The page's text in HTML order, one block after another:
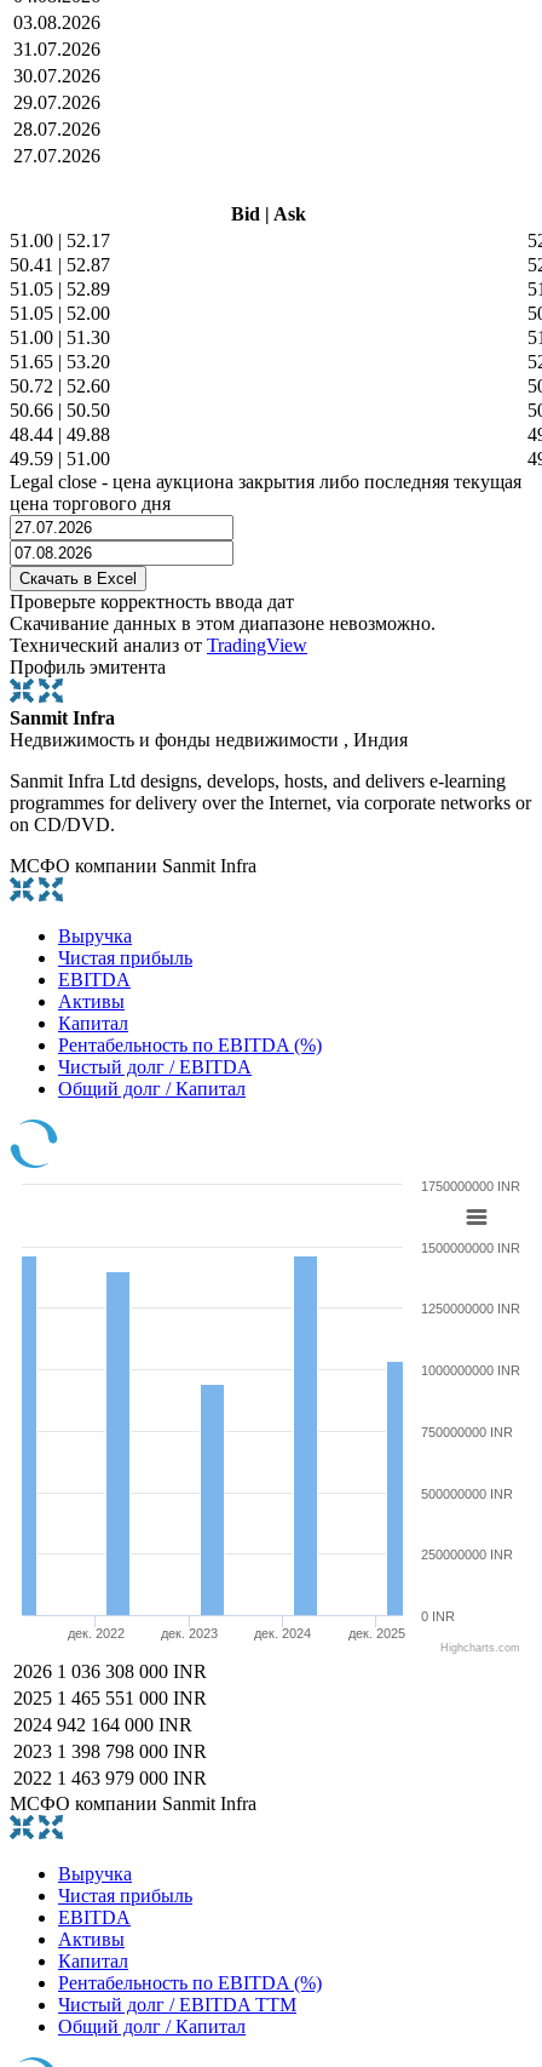
03.08.2026
31.07.2026
30.07.2026
29.07.2026
28.07.2026
27.07.2026
Bid | Ask
51.00 | 52.17
50.41 | 52.87
51.05 | 52.89
51.05 | 52.00
51.00 | 51.30
51.65 | 53.20
50.72 | 52.60
50.66 | 50.50
48.44 | 49.88
49.59 | 51.00
Legal close - цена аукциона закрытия либо последняя текущая
цена торгового дня
Проверьте корректность ввода дат
Скачивание данных в этом диапазоне невозможно.
Технический анализ от TradingView
Профиль эмитента
Sanmit Infra
Недвижимость и фонды недвижимости , Индия
Sanmit Infra Ltd designs, develops, hosts, and delivers e-learning
programmes for delivery over the Internet, via corporate networks or
on CD/DVD.
МСФО компании Sanmit Infra
Выручка
Чистая прибыль
EBITDA
Активы
Капитал
Рентабельность по EBITDA (%)
Чистый долг / EBITDA
Общий долг / Капитал
дек. 2022 дек. 2023 дек. 2024 дек. 2025
0 INR
250000000 INR
500000000 INR
750000000 INR
1000000000 INR
1250000000 INR
1500000000 INR
1750000000 INR
Highcharts.com
2026 1 036 308 000 INR
2025 1 465 551 000 INR
2024 942 164 000 INR
2023 1 398 798 000 INR
2022 1 463 979 000 INR
МСФО компании Sanmit Infra
Выручка
Чистая прибыль
EBITDA
Активы
Капитал
Рентабельность по EBITDA (%)
Чистый долг / EBITDA TTM
Общий долг / Капитал